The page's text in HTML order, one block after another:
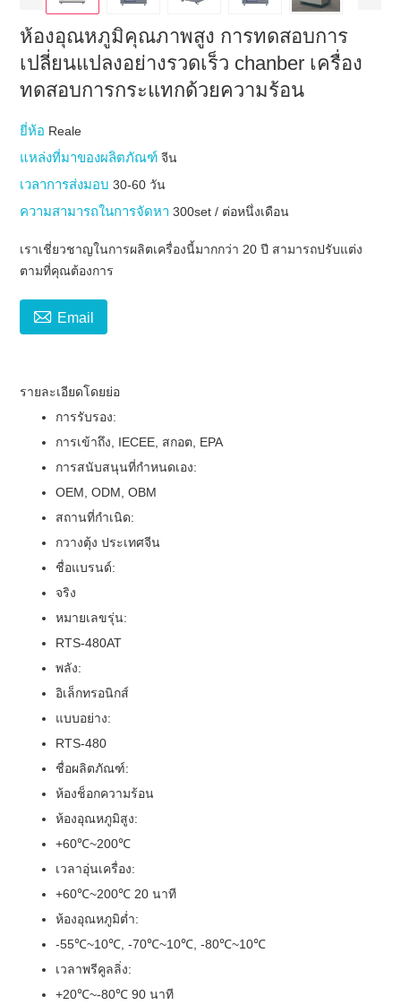
ห้องอุณหภูมิคุณภาพสูง การทดสอบการ
เปลี่ยนแปลงอย่างรวดเร็ว chanber เครื่อง
ทดสอบการกระแทกด้วยความร้อน
ยี่ห้อ Reale
แหล่งที่มาของผลิตภัณฑ์จีน
เวลาการส่งมอบ30-60 วัน
ความสามารถในการจัดหา300set / ต่อหนึ่งเดือน
เราเชี่ยวชาญในการผลิตเครื่องนี้มากกว่า 20 ปี สามารถปรับแต่ง
ตามที่คุณต้องการ
 Email
รายละเอียดโดยย่อ
การรับรอง:
การเข้าถึง, IECEE, สกอต, EPA
การสนับสนุนที่กำหนดเอง:
OEM, ODM, OBM
สถานที่กำเนิด:
กวางตุ้ง ประเทศจีน
ชื่อแบรนด์:
จริง
หมายเลขรุ่น:
RTS-480AT
พลัง:
อิเล็กทรอนิกส์
แบบอย่าง:
RTS-480
ชื่อผลิตภัณฑ์:
ห้องช็อกความร้อน
ห้องอุณหภูมิสูง:
+60℃~200℃
เวลาอุ่นเครื่อง:
+60℃~200℃ 20 นาที
ห้องอุณหภูมิต่ำ:
-55℃~10℃, -70℃~10℃, -80℃~10℃
เวลาพรีคูลลิ่ง:
+20℃~-80℃ 90 นาที